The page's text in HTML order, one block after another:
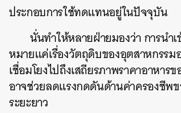
ประกอบการใช้ทดแทนอยู่ในปัจจุบัน
นั่นทำให้หลายฝ่ายมองว่า การนำเ
หมายแค่เรื่องวัตถุดิบของอุตสาหกรรม
เชื่อมโยงไปถึงเสถียรภาพราคาอาหาร
อาจช่วยลดแรงกดดันด้านค่าครองชีพ
ระยะยาว
ค้นหา